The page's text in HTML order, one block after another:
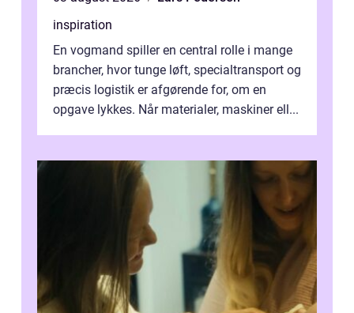
inspiration
En vogmand spiller en central rolle i mange
brancher, hvor tunge løft, specialtransport og
præcis logistik er afgørende for, om en
opgave lykkes. Når materialer, maskiner ell...